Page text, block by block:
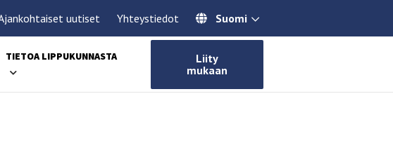
uutiset Yhteystiedot Suomi
TIETOA LIPPUKUNNASTA
Liity
mukaan